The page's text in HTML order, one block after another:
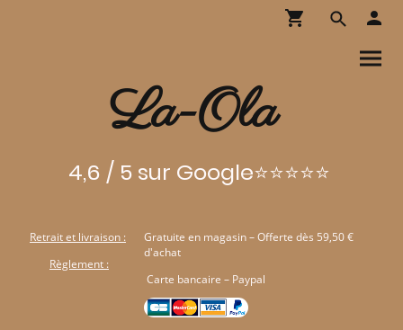
La-Ola
4,6 / 5 sur Google⭐⭐⭐⭐⭐
Retrait et livraison :
Règlement :
Gratuite en magasin – Offerte dès 59,50 €
d'achat
Carte bancaire – Paypal